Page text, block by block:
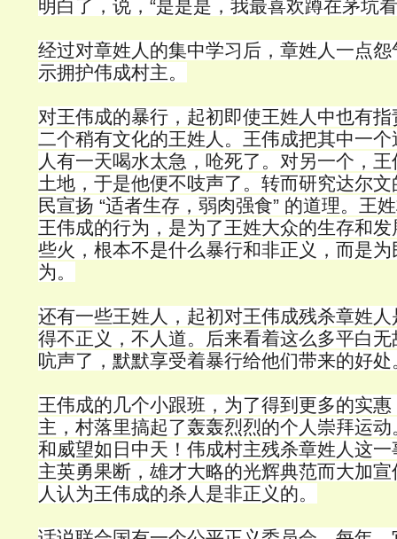
明白了，说，“是是是，我最喜欢蹲在茅坑
经过对章姓人的集中学习后，章姓人一点
示拥护伟成村主。
对王伟成的暴行，起初即使王姓人中也有
二个稍有文化的王姓人。王伟成把其中一
人有一天喝水太急，呛死了。对另一个，
土地，于是他便不吱声了。转而研究达尔
民宣扬 “适者生存，弱肉强食” 的道理。王
王伟成的行为，是为了王姓大众的生存和
些火，根本不是什么暴行和非正义，而是
为。
还有一些王姓人，起初对王伟成残杀章姓
得不正义，不人道。后来看着这么多平白
吭声了，默默享受着暴行给他们带来的好处
王伟成的几个小跟班，为了得到更多的实
主，村落里搞起了轰轰烈烈的个人崇拜运
和威望如日中天！伟成村主残杀章姓人这
主英勇果断，雄才大略的光辉典范而大加
人认为王伟成的杀人是非正义的。